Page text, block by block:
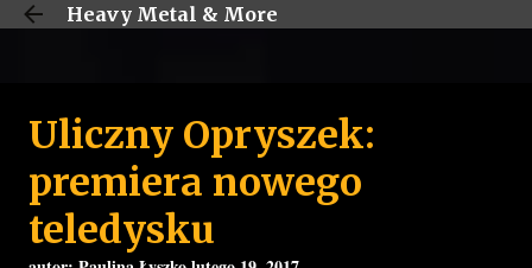
Przejdź do głównej zawartości
Heavy Metal & More
Uliczny Opryszek:
premiera nowego
teledysku